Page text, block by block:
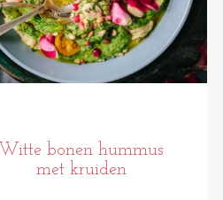
Witte bonen hummus
met kruiden